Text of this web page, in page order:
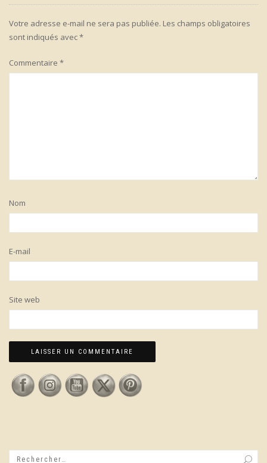
Votre adresse e-mail ne sera pas publiée. Les champs obligatoires
sont indiqués avec*
Commentaire *
Nom
E-mail
Site web